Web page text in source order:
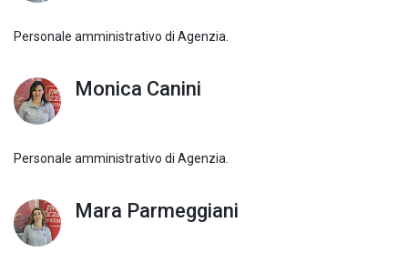
Personale amministrativo di Agenzia.
Monica Canini
Personale amministrativo di Agenzia.
Mara Parmeggiani